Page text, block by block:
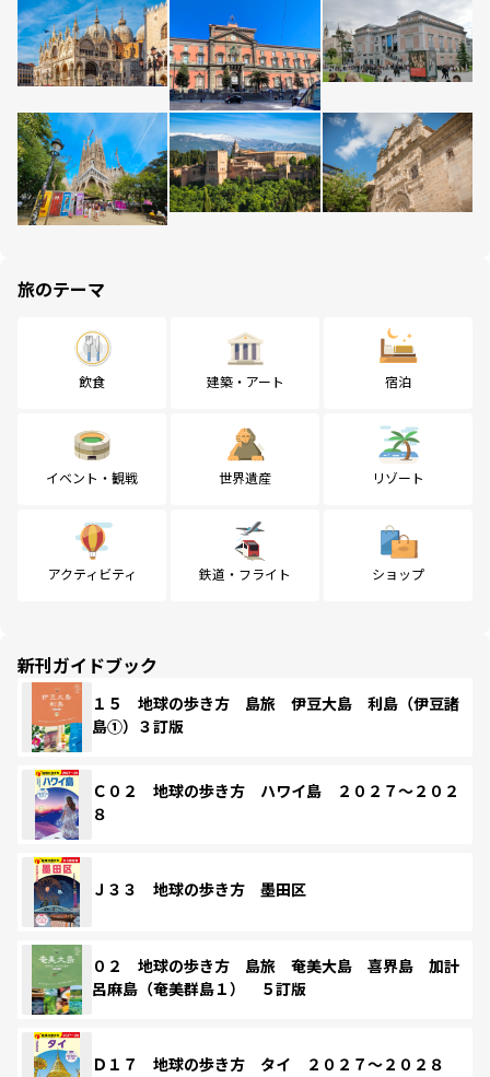
旅のテーマ
飲食 建築・アート 宿泊
イベント・観戦 世界遺産 リゾート
アクティビティ 鉄道・フライト ショップ
新刊ガイドブック
１５ 地球の歩き方 島旅 伊豆大島 利島（伊豆諸
島①）３訂版
Ｃ０２ 地球の歩き方 ハワイ島 ２０２７～２０２
８
Ｊ３３ 地球の歩き方 墨田区
０２ 地球の歩き方 島旅 奄美大島 喜界島 加計
呂麻島（奄美群島１） ５訂版
Ｄ１７ 地球の歩き方 タイ ２０２７～２０２８